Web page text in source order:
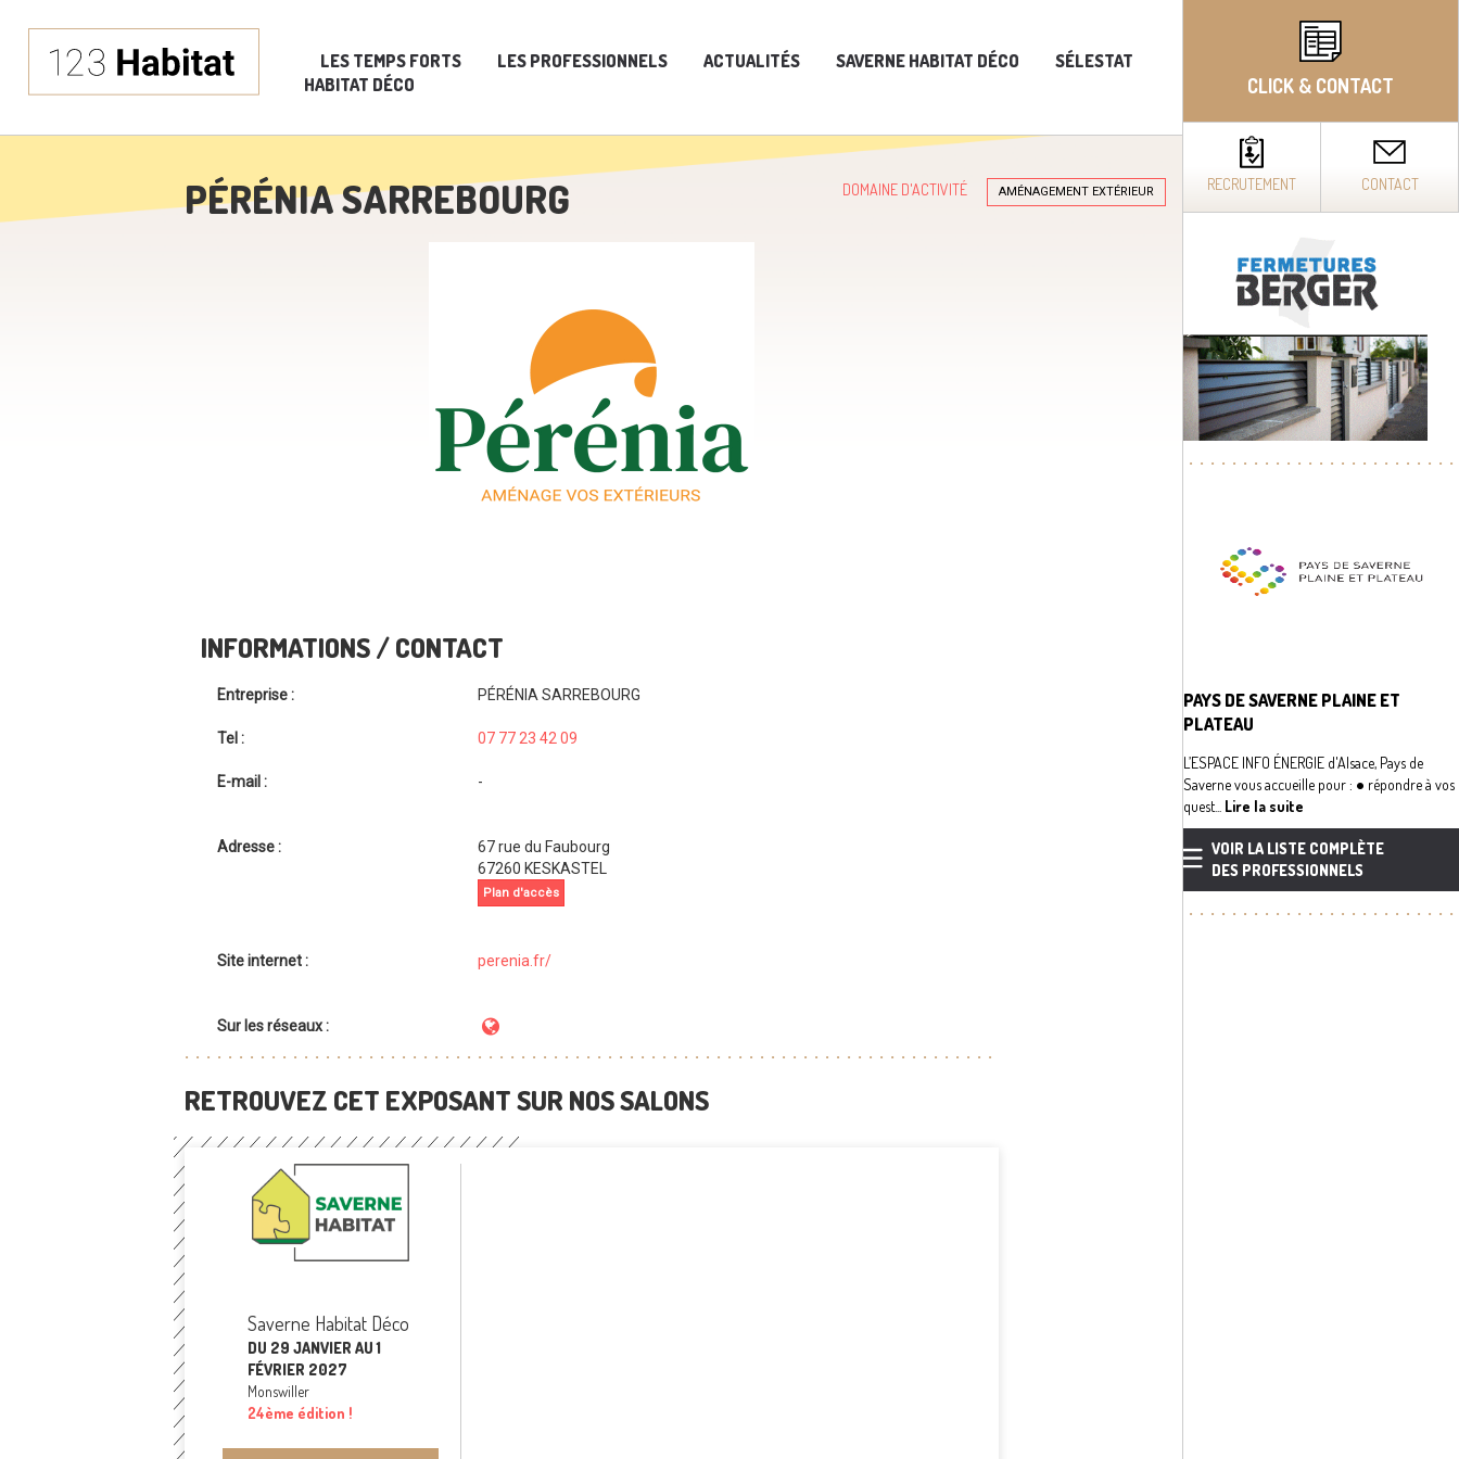
LES TEMPS FORTS LES PROFESSIONNELS ACTUALITÉS SAVERNE HABITAT DÉCO
SÉLESTAT
HABITAT DÉCO
CLICK & CONTACT
RECRUTEMENT CONTACT
PAYS DE SAVERNE PLAINE ET
PLATEAU
L’ESPACE INFO ÉNERGIE d'Alsace, Pays de
Saverne vous accueille pour : ● répondre à vos
quest... Lire la suite
VOIR LA LISTE COMPLÈTE
DES PROFESSIONNELS
DOMAINE D'ACTIVITÉ AMÉNAGEMENT EXTÉRIEUR
PÉRÉNIA SARREBOURG
INFORMATIONS / CONTACT
Entreprise : PÉRÉNIA SARREBOURG
Tel : 07 77 23 42 09
E-mail : -
Adresse :
67 rue du Faubourg
67260 KESKASTEL
Plan d'accès
Site internet : perenia.fr/
Sur les réseaux :
RETROUVEZ CET EXPOSANT SUR NOS SALONS
Saverne Habitat Déco
DU 29 JANVIER AU 1
FÉVRIER 2027
Monswiller
24ème édition !